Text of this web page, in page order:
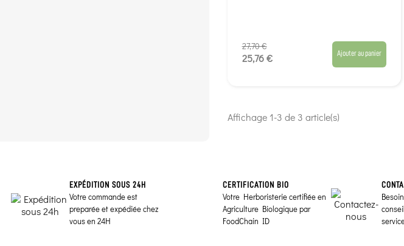
27,70 €
25,76 € Ajouter au panier
Affichage 1-3 de 3 article(s)
EXPÉDITION SOUS 24H
Votre commande est
preparée et expédiée chez
vous en 24H
CERTIFICATION BIO
Votre Herboristerie certifiée en
Agriculture Biologique par
FoodChain ID